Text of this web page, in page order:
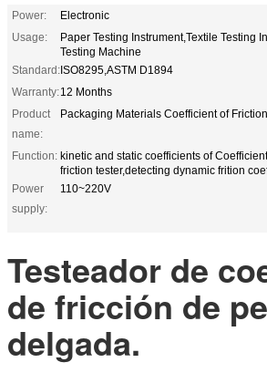
Power:
Electronic
Usage:
Paper Testing Instrument,Textile Testing
Testing Machine
Standard:ISO8295,ASTM D1894
Warranty:12 Months
Product
name:
Packaging Materials Coefficient of
Function: kinetic and static coefficients of
friction tester,detecting dynamic frition
Power
supply:
110~220V
Testeador de
de fricción de
delgada.